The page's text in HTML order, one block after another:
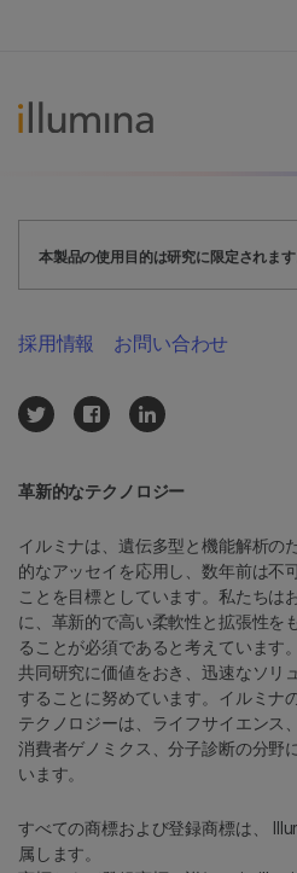
本製品の使用目的は研究に限定されま
革新的なテクノロジー
イルミナは、遺伝多型と機能解析の
的なアッセイを応用し、数年前は不
ことを目標としています。私たちは
に、革新的で高い柔軟性と拡張性を
ることが必須であると考えています
共同研究に価値をおき、迅速なソリ
することに努めています。イルミナ
テクノロジーは、ライフサイエンス
消費者ゲノミクス、分子診断の分野
います。
すべての商標および登録商標は、
属します。
採用情報 お問い合わせ